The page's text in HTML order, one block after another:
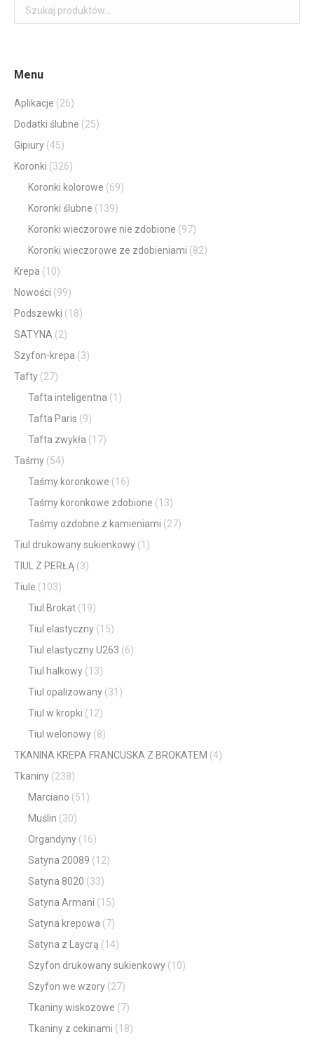
Menu
Aplikacje (26)
Dodatki ślubne (25)
Gipiury (45)
Koronki (326)
Koronki kolorowe (69)
Koronki ślubne (139)
Koronki wieczorowe nie zdobione (97)
Koronki wieczorowe ze zdobieniami (82)
Krepa (10)
Nowości (99)
Podszewki (18)
SATYNA (2)
Szyfon-krepa (3)
Tafty (27)
Tafta inteligentna (1)
Tafta Paris (9)
Tafta zwykła (17)
Taśmy (54)
Taśmy koronkowe (16)
Taśmy koronkowe zdobione (13)
Taśmy ozdobne z kamieniami (27)
Tiul drukowany sukienkowy (1)
TIUL Z PERŁĄ (3)
Tiule (103)
Tiul Brokat (19)
Tiul elastyczny (15)
Tiul elastyczny U263 (6)
Tiul halkowy (13)
Tiul opalizowany (31)
Tiul w kropki (12)
Tiul welonowy (8)
TKANINA KREPA FRANCUSKA Z BROKATEM (4)
Tkaniny (238)
Marciano (51)
Muślin (30)
Organdyny (16)
Satyna 20089 (12)
Satyna 8020 (33)
Satyna Armani (15)
Satyna krepowa (7)
Satyna z Laycrą (14)
Szyfon drukowany sukienkowy (10)
Szyfon we wzory (27)
Tkaniny wiskozowe (7)
Tkaniny z cekinami (18)